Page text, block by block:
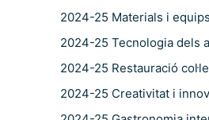
2024-25 Materials i
2024-25 Tecnologia dels
2024-25 Restauració
2024-25 Creativitat i